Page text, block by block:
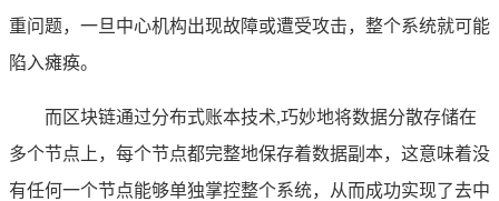
重问题，一旦中心机构出现故障或遭受攻击，整个系统就可能
陷入瘫痪。
而区块链通过分布式账本技术,巧妙地将数据分散存储在
多个节点上，每个节点都完整地保存着数据副本，这意味着没
有任何一个节点能够单独掌控整个系统，从而成功实现了去中